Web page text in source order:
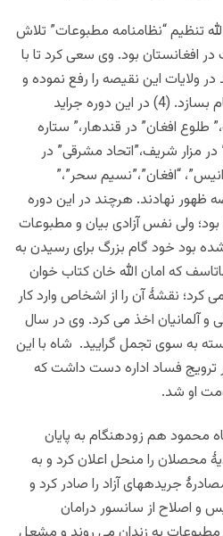
تنظيم “نظامنامه مطبوعات” تلاش
افغانستان بود. وی سعی كرد تا با
ولايات اين نقيصه را رفع نموده و
فايده مطبوعات و معارف را عام بسازد. (4) در اين دوره جرايد
طلوع افغان” در قندهار،” ستاره
در مزار شريف،”اتحاد مشرقی” در
“افغان”،”نسيم سحر”،”
ظهور نهادند. هرچند در این دوره
ولی نفس آزادی بيان و مطبوعات
بود خود گام بزرگ برای رسيدن به
که امان الله خان کتاب خوان
می كرد؛ نقشۀ آن را از اشخاص وارد كار
و آلمانيان اخذ می كرد. وی در سال
به سوی تجمل گراييد. شاه با این
ترويج فساد اداره دست داشت که
او شد.
محمود هم زودهنگام به پایان
را منحل اعلان کرد و به
جریدههای آزاد را صادر کرد و
و اصلاح از سانسور درامان